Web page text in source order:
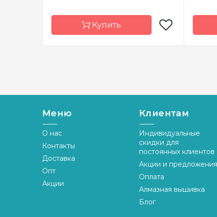
Купить
производитель
Размер
17 x 16 см
Канва
Aida 16 Zweigart
частичная
Меню
О нас
Контакты
Доставка
Опт
Акции
Клиентам
Индивидуальные
скидки для
постоянных клиентов
Акции и предложения
Оплата
Алмазная вышивка
Блог